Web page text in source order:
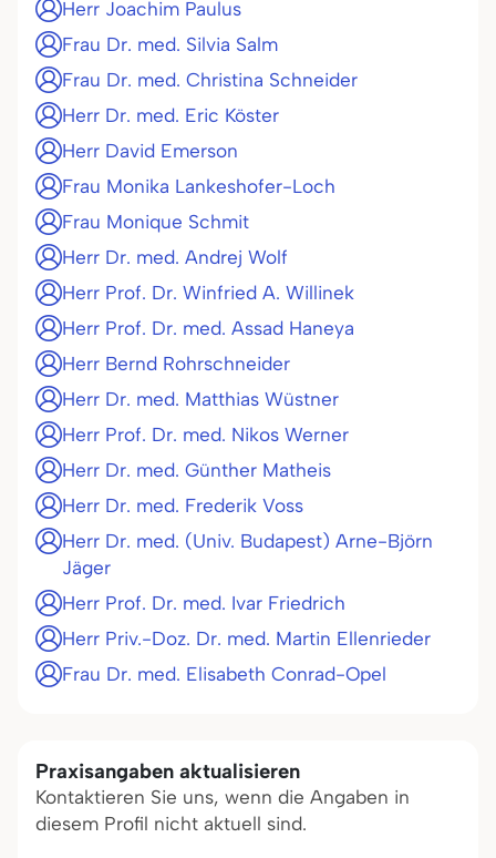
Herr Joachim Paulus
Frau Dr. med. Silvia Salm
Frau Dr. med. Christina Schneider
Herr Dr. med. Eric Köster
Herr David Emerson
Frau Monika Lankeshofer-Loch
Frau Monique Schmit
Herr Dr. med. Andrej Wolf
Herr Prof. Dr. Winfried A. Willinek
Herr Prof. Dr. med. Assad Haneya
Herr Bernd Rohrschneider
Herr Dr. med. Matthias Wüstner
Herr Prof. Dr. med. Nikos Werner
Herr Dr. med. Günther Matheis
Herr Dr. med. Frederik Voss
Herr Dr. med. (Univ. Budapest) Arne-Björn
Jäger
Herr Prof. Dr. med. Ivar Friedrich
Herr Priv.-Doz. Dr. med. Martin Ellenrieder
Frau Dr. med. Elisabeth Conrad-Opel
Praxisangaben aktualisieren
Kontaktieren Sie uns, wenn die Angaben in
diesem Profil nicht aktuell sind.